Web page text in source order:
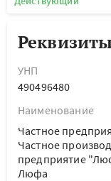
УНП
490496480
Наименование
Частное
Частное
предприятие
Люфа